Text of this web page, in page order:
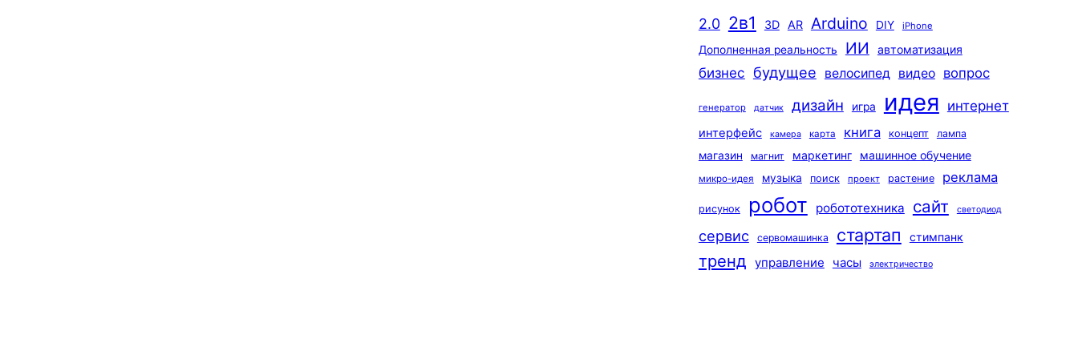
2.0 2в1 3D AR Arduino DIY iPhone
Дополненная реальность ИИ автоматизация
бизнес будущее велосипед видео вопрос
генератор датчик дизайн игра идея интернет
интерфейс камера карта книга концепт лампа
магазин магнит маркетинг машинное обучение
микро-идея музыка поиск проект растение реклама
рисунок робот робототехника сайт светодиод
сервис сервомашинка стартап стимпанк
тренд управление часы электричество